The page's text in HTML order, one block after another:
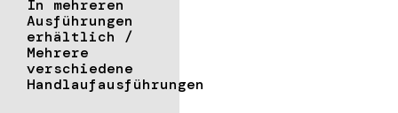
In mehreren
Ausführungen
erhältlich /
Mehrere
verschiedene
Handlaufausführungen